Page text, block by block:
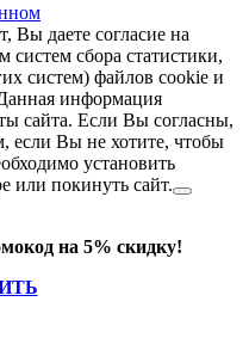
Вы даете согласие на
систем сбора статистики,
систем) файлов cookie и
информация
сайта. Если Вы согласны,
если Вы не хотите, чтобы
установить
или покинуть сайт.
на 5% скидку!